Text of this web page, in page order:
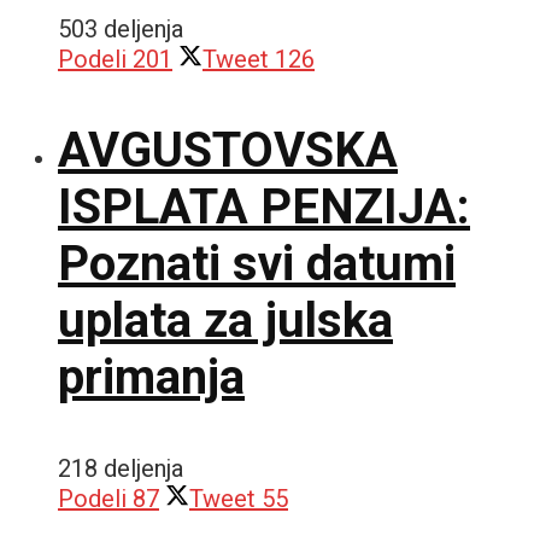
503 deljenja
Podeli 201 Tweet 126
AVGUSTOVSKA
ISPLATA PENZIJA:
Poznati svi datumi
uplata za julska
primanja
218 deljenja
Podeli 87 Tweet 55